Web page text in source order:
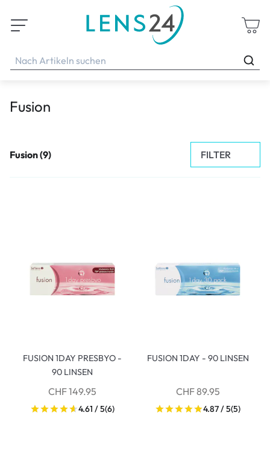
Fusion
Fusion (9) FILTER
FUSION 1DAY PRESBYO -
90 LINSEN
CHF 149.95
4.61 / 5(6)
FUSION 1DAY - 90 LINSEN
CHF 89.95
4.87 / 5(5)